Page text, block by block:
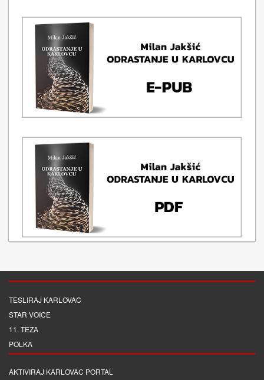
TESLIRAJ KARLOVAC
STAR VOICE
11. TEZA
POLKA
AKTIVIRAJ KARLOVAC PORTAL